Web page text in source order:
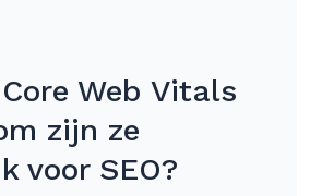
Web Vitals
zijn ze
voor SEO?